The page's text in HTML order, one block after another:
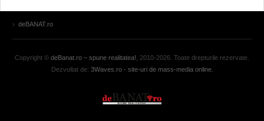
deBANAT.ro
Copyright © deBanat.ro – spune realitatea! , 2010-2026. Toate drepturile rezervate.
Dezvoltat de: 3Waves.ro - site-uri de mass-media online.